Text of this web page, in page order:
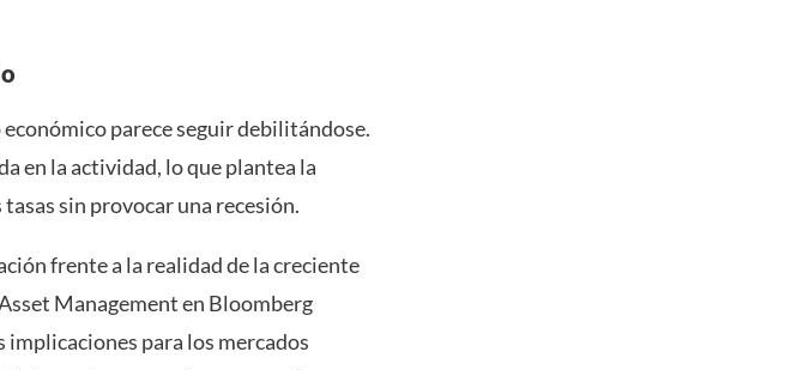
parece seguir debilitándose.
en la actividad, lo que plantea la
sin provocar una recesión.
frente a la realidad de la creciente
Management en Bloomberg
implicaciones para los mercados